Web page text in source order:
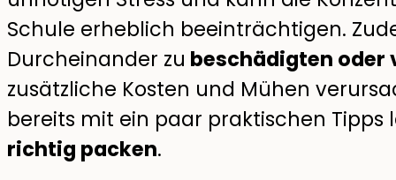
Schule erheblich beeinträchtigen.
Durcheinander zu beschädigten oder
zusätzliche Kosten und Mühen
bereits mit ein paar praktischen Tipps
richtig packen.